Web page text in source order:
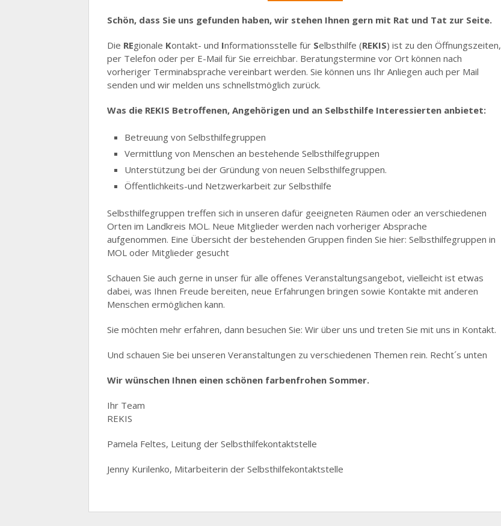
Schön, dass Sie uns gefunden haben, wir stehen Ihnen gern mit Rat und Tat zur Seite.
Die REgionale Kontakt- und Informationsstelle für Selbsthilfe (REKIS) ist zu den Öffnungszeiten,
per Telefon oder per E-Mail für Sie erreichbar. Beratungstermine vor Ort können nach
vorheriger Terminabsprache vereinbart werden. Sie können uns Ihr Anliegen auch per Mail
senden und wir melden uns schnellstmöglich zurück.
Was die REKIS Betroffenen, Angehörigen und an Selbsthilfe Interessierten anbietet:
Betreuung von Selbsthilfegruppen
Vermittlung von Menschen an bestehende Selbsthilfegruppen
Unterstützung bei der Gründung von neuen Selbsthilfegruppen.
Öffentlichkeits-und Netzwerkarbeit zur Selbsthilfe
Selbsthilfegruppen treffen sich in unseren dafür geeigneten Räumen oder an verschiedenen
Orten im Landkreis MOL. Neue Mitglieder werden nach vorheriger Absprache
aufgenommen. Eine Übersicht der bestehenden Gruppen finden Sie hier: Selbsthilfegruppen in
MOL oder Mitglieder gesucht
Schauen Sie auch gerne in unser für alle offenes Veranstaltungsangebot, vielleicht ist etwas
dabei, was Ihnen Freude bereiten, neue Erfahrungen bringen sowie Kontakte mit anderen
Menschen ermöglichen kann.
Sie möchten mehr erfahren, dann besuchen Sie: Wir über uns und treten Sie mit uns in Kontakt.
Und schauen Sie bei unseren Veranstaltungen zu verschiedenen Themen rein. Recht´s unten
Wir wünschen Ihnen einen schönen farbenfrohen Sommer.
Ihr Team
REKIS
Pamela Feltes, Leitung der Selbsthilfekontaktstelle
Jenny Kurilenko, Mitarbeiterin der Selbsthilfekontaktstelle